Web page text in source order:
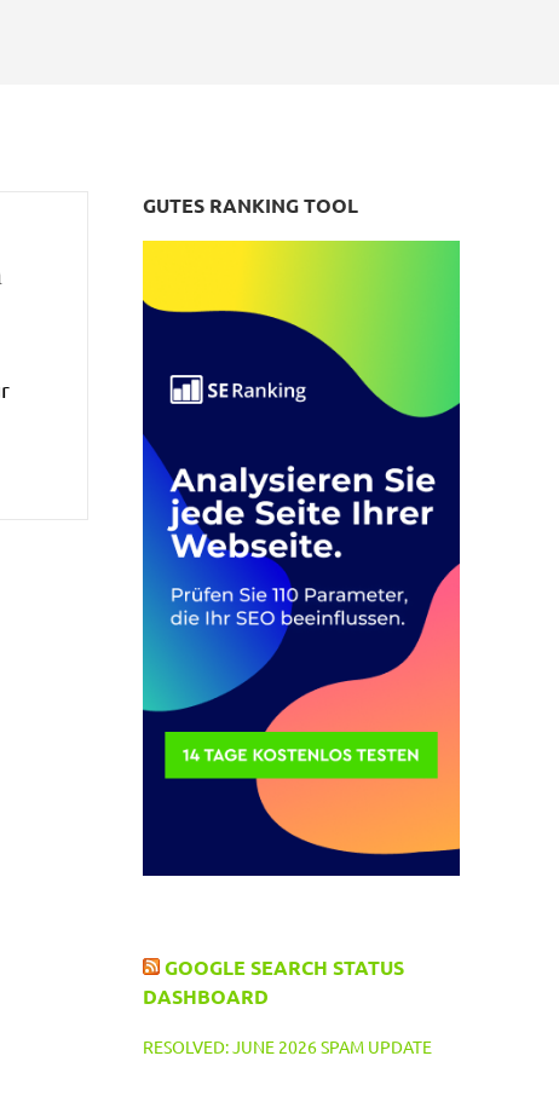
GUTES RANKING TOOL
GOOGLE SEARCH STATUS
DASHBOARD
RESOLVED: JUNE 2026 SPAM UPDATE